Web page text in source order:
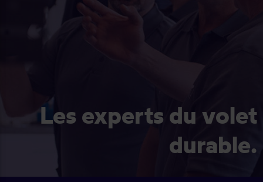
Les experts du volet
durable.